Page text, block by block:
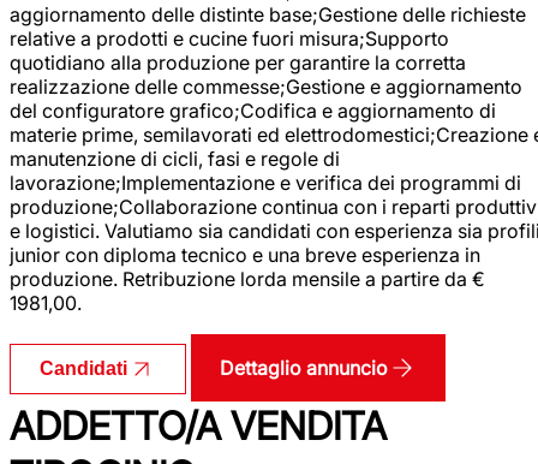
aggiornamento delle distinte base;Gestione delle richieste
relative a prodotti e cucine fuori misura;Supporto
quotidiano alla produzione per garantire la corretta
realizzazione delle commesse;Gestione e aggiornamento
del configuratore grafico;Codifica e aggiornamento di
materie prime, semilavorati ed elettrodomestici;Creazione
manutenzione di cicli, fasi e regole di
lavorazione;Implementazione e verifica dei programmi di
produzione;Collaborazione continua con i reparti
e logistici. Valutiamo sia candidati con esperienza sia
junior con diploma tecnico e una breve esperienza in
produzione. Retribuzione lorda mensile a partire da €
1981,00.
Candidati Dettaglio annuncio
ADDETTO/A VENDITA